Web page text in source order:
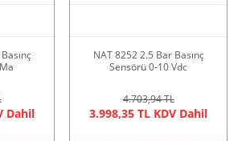
Dahil
NAT 8252 2.5 Bar Basınç
Sensörü 0-10 Vdc
4.703,94 TL
3.998,35 TL KDV Dahil